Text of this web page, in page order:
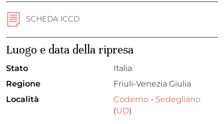
SCHEDA ICCD
Luogo e data della ripresa
Stato
Italia
Regione
Friuli-Venezia Giulia
Località
Coderno - Sedegliano
(UD)